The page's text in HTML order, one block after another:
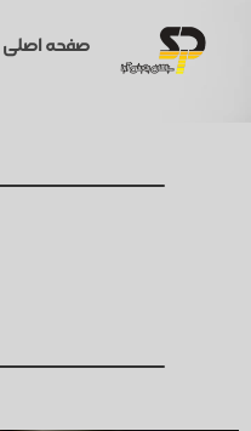
صفحه اصلی